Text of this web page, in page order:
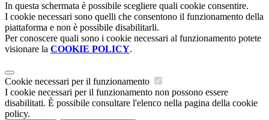
In questa schermata è possibile scegliere quali cookie consentire.
I cookie necessari sono quelli che consentono il funzionamento della
piattaforma e non è possibile disabilitarli.
Per conoscere quali sono i cookie necessari al funzionamento potete
visionare la COOKIE POLICY.
Cookie necessari per il funzionamento
I cookie necessari per il funzionamento non possono essere
disabilitati. È possibile consultare l'elenco nella pagina della cookie
policy.